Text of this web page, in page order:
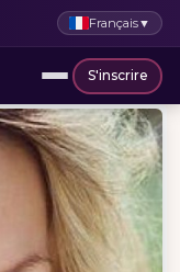
Français▼
S'inscrire